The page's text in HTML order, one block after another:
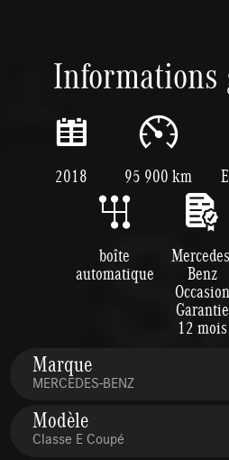
Informations
2018 95 900 km
boîte
automatique Benz
Occasion
Garantie
12 mois
Marque
MERCEDES-BENZ
Modèle
Classe E Coupé